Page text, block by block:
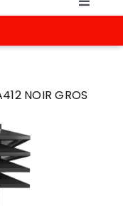
Toggle
SOUMISSION
CIRCULAIRE
NOIR GROS